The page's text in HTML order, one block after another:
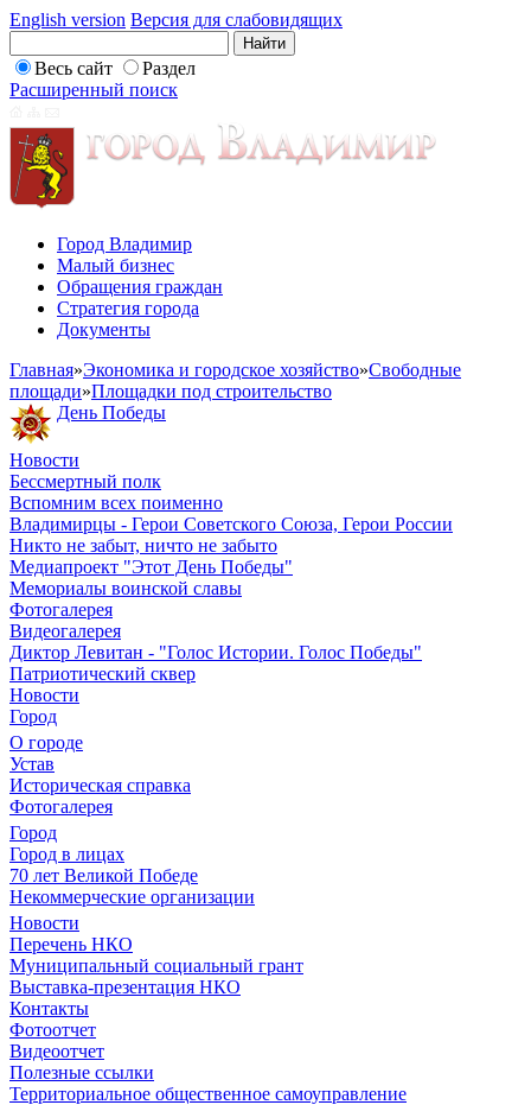
English version Версия для слабовидящих
Весь сайт
Раздел
Расширенный поиск
Город Владимир
Малый бизнес
Обращения граждан
Стратегия города
Документы
Главная»Экономика и городское хозяйство»Свободные
площади»Площадки под строительство
День Победы
Новости
Бессмертный полк
Вспомним всех поименно
Владимирцы - Герои Советского Союза, Герои России
Никто не забыт, ничто не забыто
Медиапроект "Этот День Победы"
Мемориалы воинской славы
Фотогалерея
Видеогалерея
Диктор Левитан - "Голос Истории. Голос Победы"
Патриотический сквер
Новости
Город
О городе
Устав
Историческая справка
Фотогалерея
Город
Город в лицах
70 лет Великой Победе
Некоммерческие организации
Новости
Перечень НКО
Муниципальный социальный грант
Выставка-презентация НКО
Контакты
Фотоотчет
Видеоотчет
Полезные ссылки
Территориальное общественное самоуправление